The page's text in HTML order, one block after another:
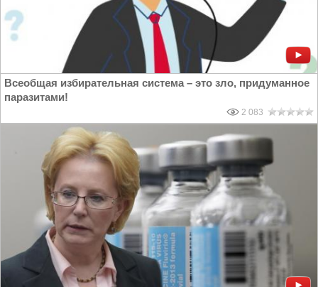
Всеобщая избирательная система – это зло, придуманное
паразитами!
2 083